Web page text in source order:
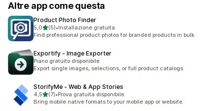
Altre app come questa
Product Photo Finder
5,0stelle su 5
(5)
5 recensioni totali
•Installazione gratuita
Find professional product photos for branded products in bulk
Exportify ‑ Image Exporter
Piano gratuito disponibile
Export single images, selections, or full product catalogs
StorifyMe ‑ Web & App Stories
4,5stelle su 5
(7)
7 recensioni totali
•Prova gratuita disponibile
Bring mobile native formats to your mobile app or website